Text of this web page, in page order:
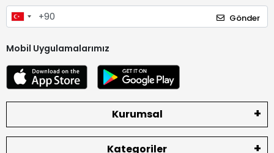
Gönder
Mobil Uygulamalarımız
Kurumsal
Kategoriler